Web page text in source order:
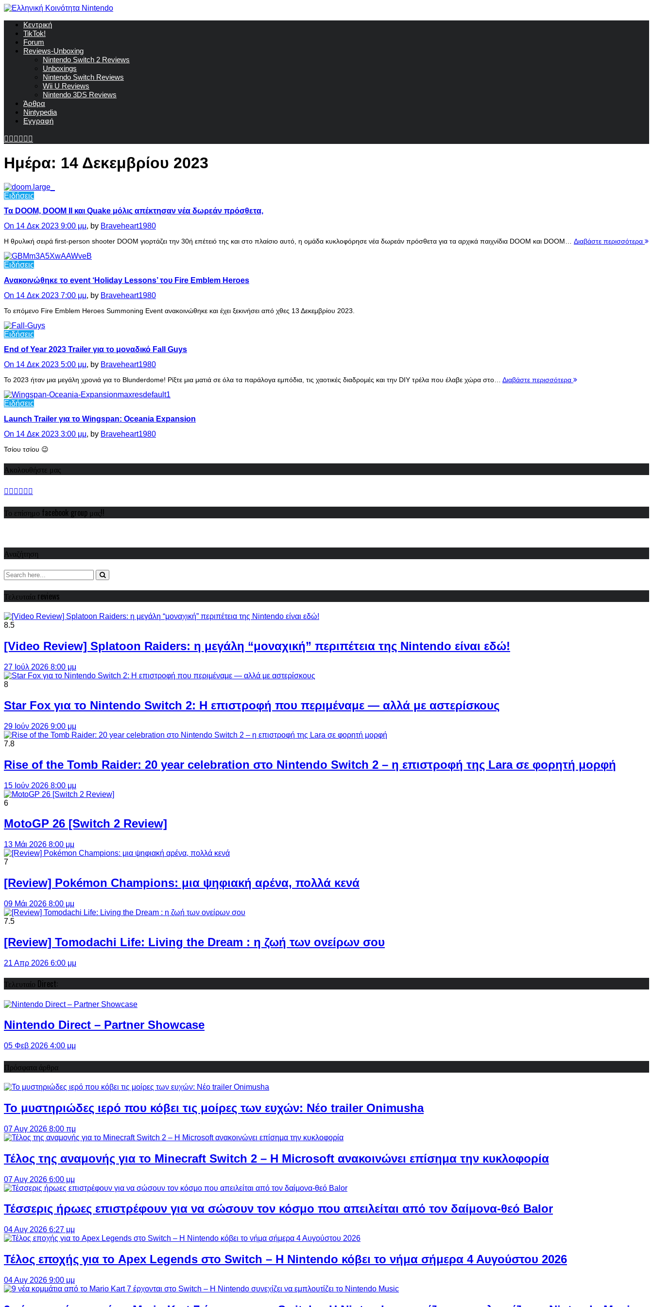
Κεντρική
TikTok!
Forum
Reviews-Unboxing
Nintendo Switch 2 Reviews
Unboxings
Nintendo Switch Reviews
Wii U Reviews
Nintendo 3DS Reviews
Άρθρα
Nintypedia
Εγγραφή
Ημέρα: 14 Δεκεμβρίου 2023
Ειδήσεις
Τα DOOM, DOOM II και Quake μόλις απέκτησαν νέα δωρεάν πρόσθετα,
On 14 Δεκ 2023 9:00 μμ, by Braveheart1980
Η θρυλική σειρά first-person shooter DOOM γιορτάζει την 30ή επέτειό της και στο πλαίσιο αυτό, η ομάδα κυκλοφόρησε νέα δωρεάν πρόσθετα για τα αρχικά παιχνίδια DOOM και DOOM… Διαβάστε περισσότερα
Ειδήσεις
Ανακοινώθηκε το event ‘Holiday Lessons’ του Fire Emblem Heroes
On 14 Δεκ 2023 7:00 μμ, by Braveheart1980
Το επόμενο Fire Emblem Heroes Summoning Event ανακοινώθηκε και έχει ξεκινήσει από χθες 13 Δεκεμβρίου 2023.
Ειδήσεις
End of Year 2023 Trailer για το μοναδικό Fall Guys
On 14 Δεκ 2023 5:00 μμ, by Braveheart1980
Το 2023 ήταν μια μεγάλη χρονιά για το Blunderdome! Ρίξτε μια ματιά σε όλα τα παράλογα εμπόδια, τις χαοτικές διαδρομές και την DIY τρέλα που έλαβε χώρα στο… Διαβάστε περισσότερα
Ειδήσεις
Launch Trailer για το Wingspan: Oceania Expansion
On 14 Δεκ 2023 3:00 μμ, by Braveheart1980
Τσίου τσίου 😉
Ακολουθήστε μας
Το επίσημο facebook group μας!!
Αναζήτηση
Τελευταία reviews
8.5
[Video Review] Splatoon Raiders: η μεγάλη “μοναχική” περιπέτεια της Nintendo είναι εδώ!
27 Ιούλ 2026 8:00 μμ
8
Star Fox για το Nintendo Switch 2: Η επιστροφή που περιμέναμε — αλλά με αστερίσκους
29 Ιούν 2026 9:00 μμ
7.8
Rise of the Tomb Raider: 20 year celebration στο Nintendo Switch 2 – η επιστροφή της Lara σε φορητή μορφή
15 Ιούν 2026 8:00 μμ
6
MotoGP 26 [Switch 2 Review]
13 Μάι 2026 8:00 μμ
7
[Review] Pokémon Champions: μια ψηφιακή αρένα, πολλά κενά
09 Μάι 2026 8:00 μμ
7.5
[Review] Tomodachi Life: Living the Dream : η ζωή των ονείρων σου
21 Απρ 2026 6:00 μμ
Τελευταίο Direct:
Nintendo Direct – Partner Showcase
05 Φεβ 2026 4:00 μμ
Πρόσφατα άρθρα
Το μυστηριώδες ιερό που κόβει τις μοίρες των ευχών: Νέο trailer Onimusha
07 Αυγ 2026 8:00 πμ
Τέλος της αναμονής για το Minecraft Switch 2 – Η Microsoft ανακοινώνει επίσημα την κυκλοφορία
07 Αυγ 2026 6:00 μμ
Τέσσερις ήρωες επιστρέφουν για να σώσουν τον κόσμο που απειλείται από τον δαίμονα-θεό Balor
04 Αυγ 2026 6:27 μμ
Τέλος εποχής για το Apex Legends στο Switch – Η Nintendo κόβει το νήμα σήμερα 4 Αυγούστου 2026
04 Αυγ 2026 9:00 μμ